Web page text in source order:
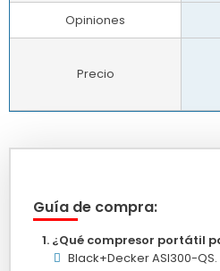
Opiniones
Precio
Guía de compra:
¿Qué compresor portátil
Black+Decker ASI300-QS.